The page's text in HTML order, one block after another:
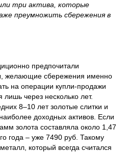
три актива, которые
преумножить сбережения в
предпочитали
желающие сбережения именно
на операции купли-продажи
лишь через несколько лет.
8–10 лет золотые слитки и
доходных активов. Если
золота составляла около 1,47
года – уже 7490 руб. Такому
который всегда считался